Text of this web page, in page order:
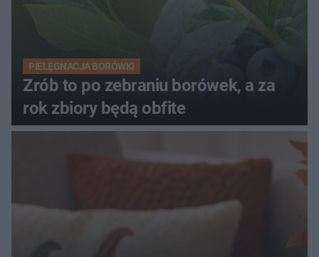
PIELĘGNACJA BORÓWKI
Zrób to po zebraniu borówek, a za
rok zbiory będą obfite